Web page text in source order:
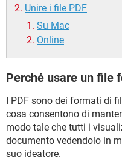
Unire i file PDF
Su Mac
Online
Perché usare un file
I PDF sono dei formati di
cosa consentono di
modo tale che tutti i
documento vedendolo in
suo ideatore.